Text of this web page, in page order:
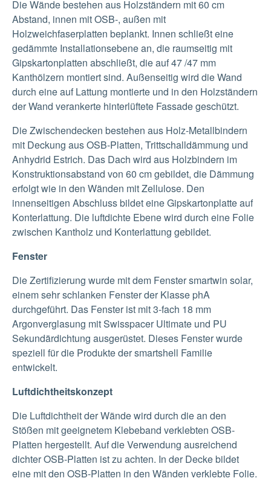
Die Wände bestehen aus Holzständern mit 60 cm
Abstand, innen mit OSB-, außen mit
Holzweichfaserplatten beplankt. Innen schließt eine
gedämmte Installationsebene an, die raumseitig mit
Gipskartonplatten abschließt, die auf 47 /47 mm
Kanthölzern montiert sind. Außenseitig wird die Wand
durch eine auf Lattung montierte und in den Holzständern
der Wand verankerte hinterlüftete Fassade geschützt.
Die Zwischendecken bestehen aus Holz-Metallbindern
mit Deckung aus OSB-Platten, Trittschalldämmung und
Anhydrid Estrich. Das Dach wird aus Holzbindern im
Konstruktionsabstand von 60 cm gebildet, die Dämmung
erfolgt wie in den Wänden mit Zellulose. Den
innenseitigen Abschluss bildet eine Gipskartonplatte auf
Konterlattung. Die luftdichte Ebene wird durch eine Folie
zwischen Kantholz und Konterlattung gebildet.
Fenster
Die Zertifizierung wurde mit dem Fenster smartwin solar,
einem sehr schlanken Fenster der Klasse phA
durchgeführt. Das Fenster ist mit 3-fach 18 mm
Argonverglasung mit Swisspacer Ultimate und PU
Sekundärdichtung ausgerüstet. Dieses Fenster wurde
speziell für die Produkte der smartshell Familie
entwickelt.
Luftdichtheitskonzept
Die Luftdichtheit der Wände wird durch die an den
Stößen mit geeignetem Klebeband verklebten OSB-
Platten hergestellt. Auf die Verwendung ausreichend
dichter OSB-Platten ist zu achten. In der Decke bildet
eine mit den OSB-Platten in den Wänden verklebte Folie.